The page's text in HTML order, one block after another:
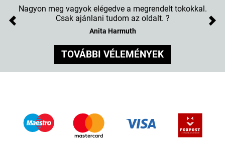
Nagyon meg vagyok elégedve a megrendelt tokokkal.
Csak ajánlani tudom az oldalt. ?
Anita Harmuth
Previous
TOVÁBBI VÉLEMÉNYEK